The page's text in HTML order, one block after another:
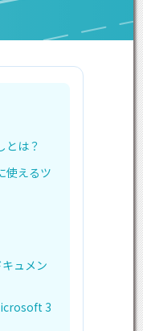
とは？
使えるツ
ュメン
3